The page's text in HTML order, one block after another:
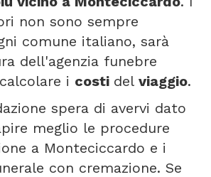
non sono sempre
comune italiano, sarà
dell'agenzia funebre
i costi del viaggio.
spera di avervi dato
meglio le procedure
a Monteciccardo e i
con cremazione. Se